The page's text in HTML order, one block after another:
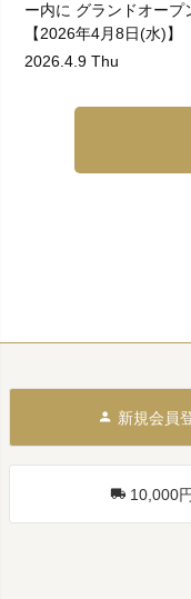
ー内に グランドオープ
【2026年4月8日(水)】
2026.4.9 Thu
新規会員
10,000